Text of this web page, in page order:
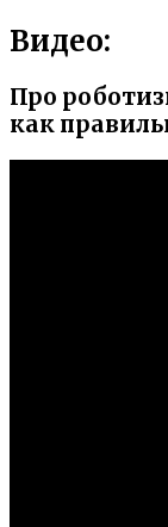
Видео:
Про
как